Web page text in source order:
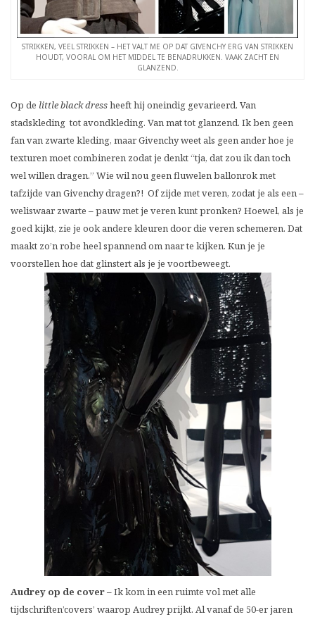
STRIKKEN, VEEL STRIKKEN – HET VALT ME OP DAT GIVENCHY ERG VAN STRIKKEN
HOUDT, VOORAL OM HET MIDDEL TE BENADRUKKEN. VAAK ZACHT EN
GLANZEND.
Op de little black dressheeft hij oneindig gevarieerd. Van
stadskleding tot avondkleding. Van mat tot glanzend. Ik ben geen
fan van zwarte kleding, maar Givenchy weet als geen ander hoe je
texturen moet combineren zodat je denkt “tja, dat zou ik dan toch
wel willen dragen.” Wie wil nou geen fluwelen ballonrok met
tafzijde van Givenchy dragen?! Of zijde met veren, zodat je als een –
weliswaar zwarte – pauw met je veren kunt pronken? Hoewel, als je
goed kijkt, zie je ook andere kleuren door die veren schemeren. Dat
maakt zo’n robe heel spannend om naar te kijken. Kun je je
voorstellen hoe dat glinstert als je je voortbeweegt.
Audrey op de cover –Ik kom in een ruimte vol met alle
tijdschriften’covers’ waarop Audrey prijkt. Al vanaf de 50-er jaren